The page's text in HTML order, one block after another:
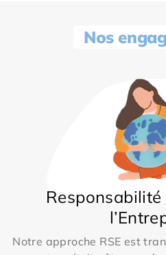
Nos
Notre approche RSE est